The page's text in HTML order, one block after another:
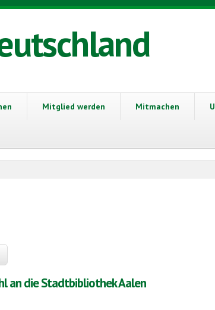
Mitglied werden Mitmachen
an die Stadtbibliothek Aalen